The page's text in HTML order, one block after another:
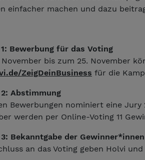
einfacher machen und dazu
Bewerbung für das Voting
November bis zum 25. November
ZeigDeinBusiness für die
Abstimmung
Bewerbungen nominiert eine Jury
werden per Online-Voting 11
Bekanntgabe der Gewinner*innen
an das Voting geben Holvi